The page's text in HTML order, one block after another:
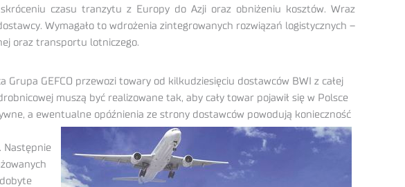
czasu tranzytu z Europy do Azji oraz obniżeniu kosztów. Wraz
Wymagało to wdrożenia zintegrowanych rozwiązań logistycznych –
oraz transportu lotniczego.
GEFCO przewozi towary od kilkudziesięciu dostawców BWI z całej
muszą być realizowane tak, aby cały towar pojawił się w Polsce
a ewentualne opóźnienia ze strony dostawców powodują konieczność
Następnie